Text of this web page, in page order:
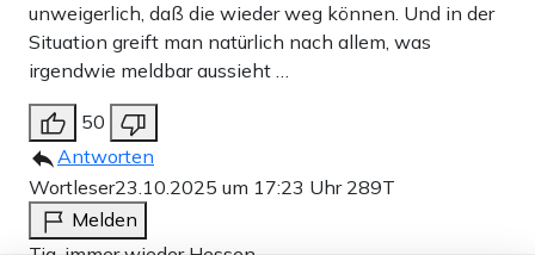
unweigerlich, daß die wieder weg können. Und in der
Situation greift man natürlich nach allem, was
irgendwie meldbar aussieht …
50
Antworten
Wortleser23.10.2025 um 17:23 Uhr 289T
Melden